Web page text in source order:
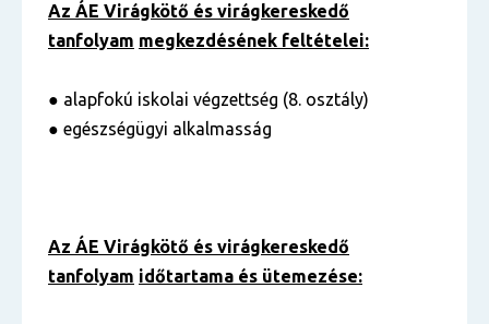
Az ÁE Virágkötő és virágkereskedő
tanfolyam megkezdésének feltételei:
● alapfokú iskolai végzettség (8. osztály)
● egészségügyi alkalmasság
Az ÁE Virágkötő és virágkereskedő
tanfolyam időtartama és ütemezése: